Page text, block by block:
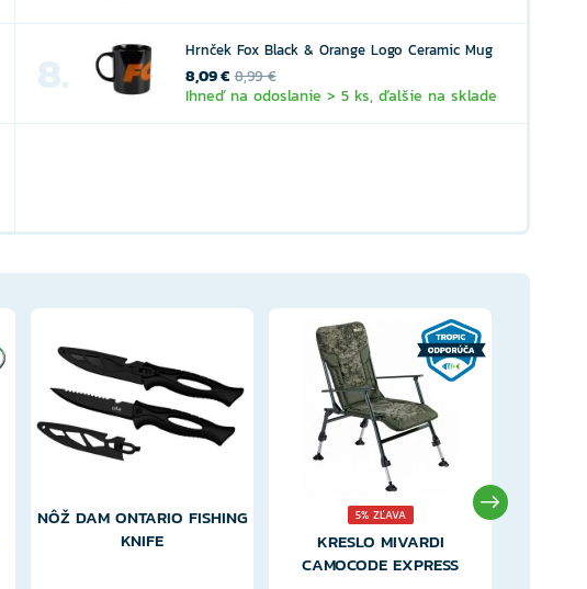
8. Hrnček Fox Black & Orange Logo Ceramic Mug
8,09 € 8,99 €
Ihneď na odoslanie > 5 ks, ďalšie na sklade
NÔŽ DAM ONTARIO FISHING
KNIFE
5% ZĽAVA
KRESLO MIVARDI
CAMOCODE EXPRESS